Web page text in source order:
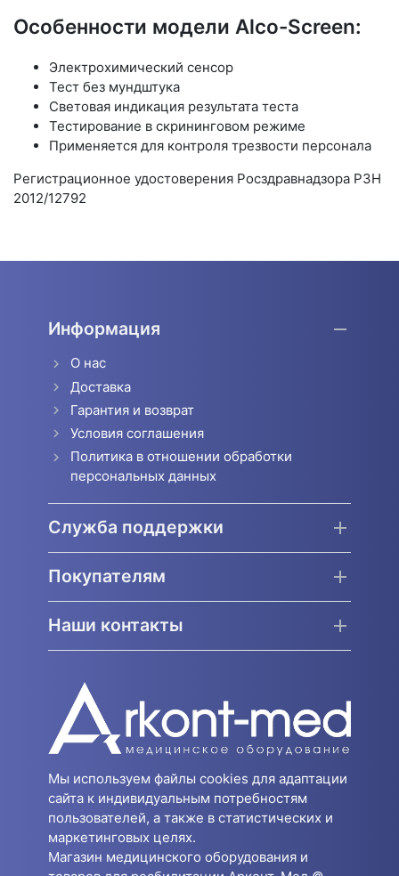
Особенности модели Alсo-Screen:
Электрохимический сенсор
Тест без мундштука
Световая индикация результата теста
Тестирование в скрининговом режиме
Применяется для контроля трезвости персонала
Регистрационное удостоверения Росздравнадзора РЗН
2012/12792
Информация
О нас
Доставка
Гарантия и возврат
Условия соглашения
Политика в отношении обработки
персональных данных
Служба поддержки
Покупателям
Наши контакты
Мы используем файлы cookies для адаптации
сайта к индивидуальным потребностям
пользователей, а также в статистических и
маркетинговых целях.
Магазин медицинского оборудования и